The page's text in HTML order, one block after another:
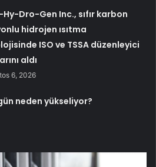
Hy-Dro-Gen Inc., sıfır karbon
hidrojen ısıtma
ISO ve TSSA düzenleyici
aldı
6, 2026
neden yükseliyor?